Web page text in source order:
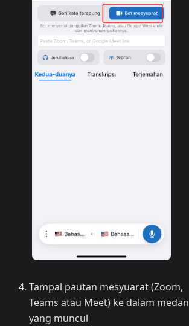
Tampal pautan mesyuarat (Zoom,
Teams atau Meet) ke dalam medan
yang muncul